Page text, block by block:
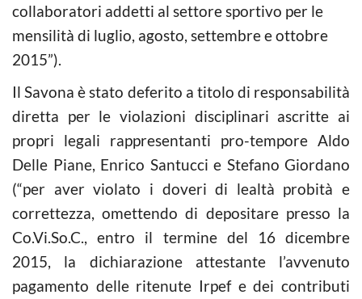
collaboratori addetti al settore sportivo per le
mensilità di luglio, agosto, settembre e ottobre
2015”).
Il Savona è stato deferito a titolo di responsabilità
diretta per le violazioni disciplinari ascritte ai
propri legali rappresentanti pro-tempore Aldo
Delle Piane, Enrico Santucci e Stefano Giordano
(“per aver violato i doveri di lealtà probità e
correttezza, omettendo di depositare presso la
Co.Vi.So.C., entro il termine del 16 dicembre
2015, la dichiarazione attestante l’avvenuto
pagamento delle ritenute Irpef e dei contributi